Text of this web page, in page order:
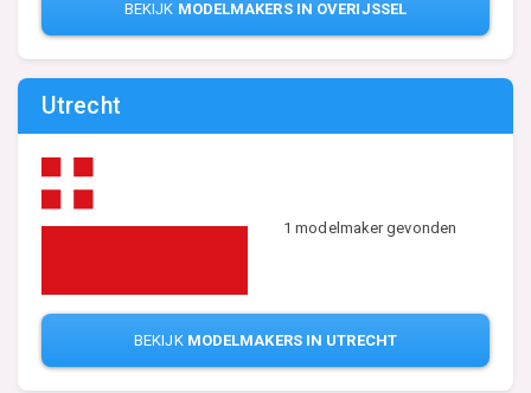
BEKIJK MODELMAKERS IN OVERIJSSEL
Utrecht
1 modelmaker gevonden
BEKIJK MODELMAKERS IN UTRECHT